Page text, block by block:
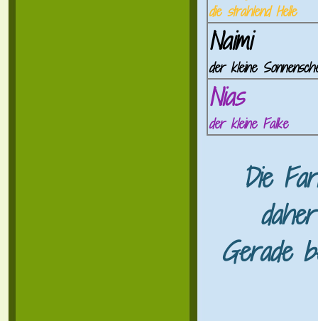
die strahlend Helle
Naimi
der kleine
Nias
der kleine Falke
Die
Gerade